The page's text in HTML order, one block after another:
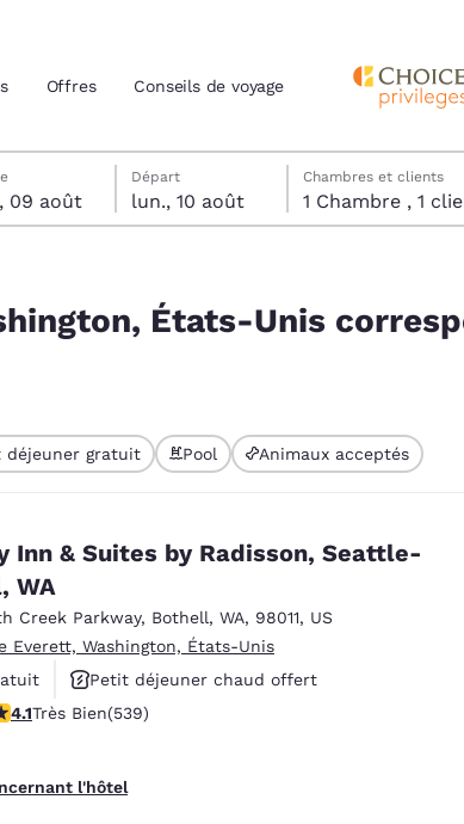
Latin America Canada
Español English
Germany
English
France
Offres Conseils de voyage
9 août
09 août
août
Départ
lun., 10 août
août date de départ sélectionnée
9 août date d’arrivée sélectionnée
Chambres et clients
1 Chambre ,
États-Unis
déjeuner gratuit Pool Animaux acceptés
Inn & Suites by Radisson, Seattle-
WA
Creek Parkway, Bothell, WA, 98011, US
Everett, Washington, États-Unis
Petit déjeuner chaud offert
acceptés
Très Bien. 539 commentaires
4.1Très Bien(539)
l'hôtel